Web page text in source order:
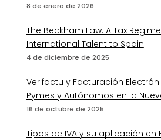
8 de enero de 2026
The Beckham Law: A Tax
International Talent to Spain
4 de diciembre de 2025
Verifactu y Facturación
Pymes y Autónomos en la
16 de octubre de 2025
Tipos de IVA y su aplicación en